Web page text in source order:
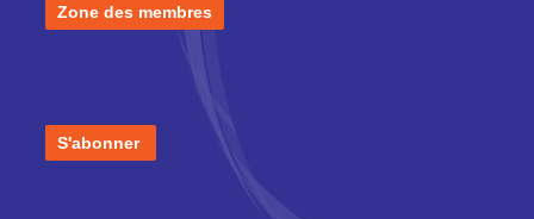
Zone des membres
S'abonner